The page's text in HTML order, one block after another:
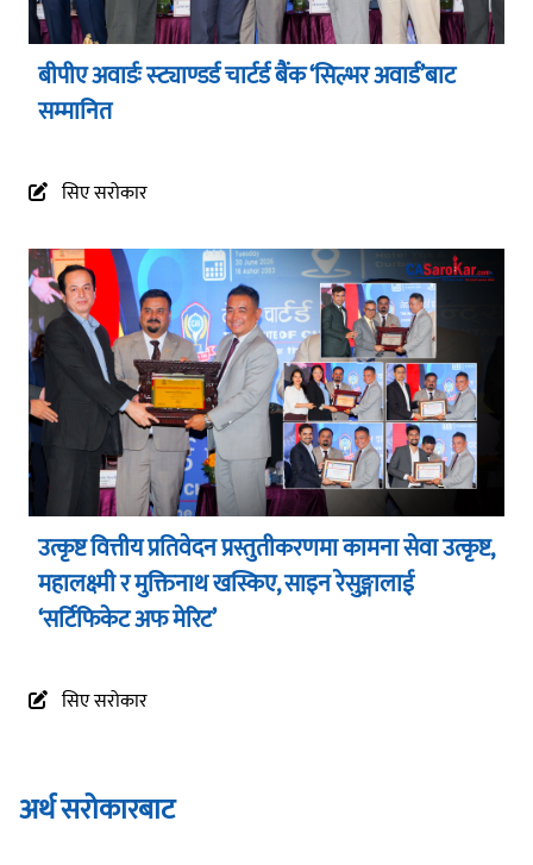
बीपीए अवार्डः स्ट्याण्डर्ड चार्टर्ड बैंक ‘सिल्भर अवार्ड’बाट
सम्मानित
सिए सरोकार
उत्कृष्ट वित्तीय प्रतिवेदन प्रस्तुतीकरणमा कामना सेवा उत्कृष्ट,
महालक्ष्मी र मुक्तिनाथ खस्किए, साइन रेसुङ्गालाई
‘सर्टिफिकेट अफ मेरिट’
सिए सरोकार
अर्थ सरोकारबाट